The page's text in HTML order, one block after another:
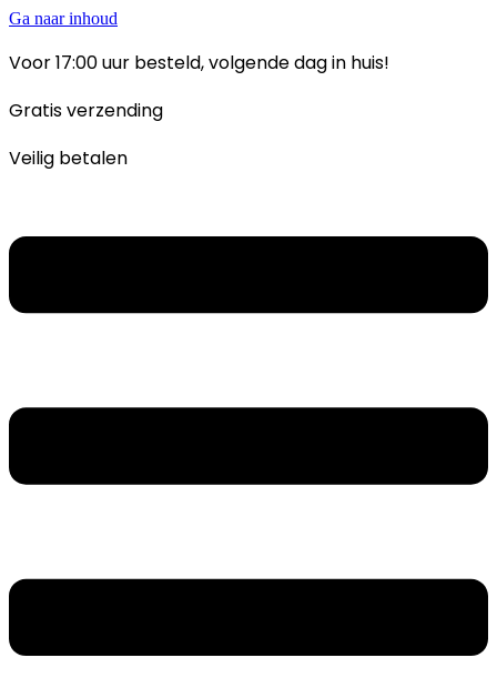
Ga naar inhoud
Voor 17:00 uur besteld, volgende dag in huis!
Gratis verzending
Veilig betalen